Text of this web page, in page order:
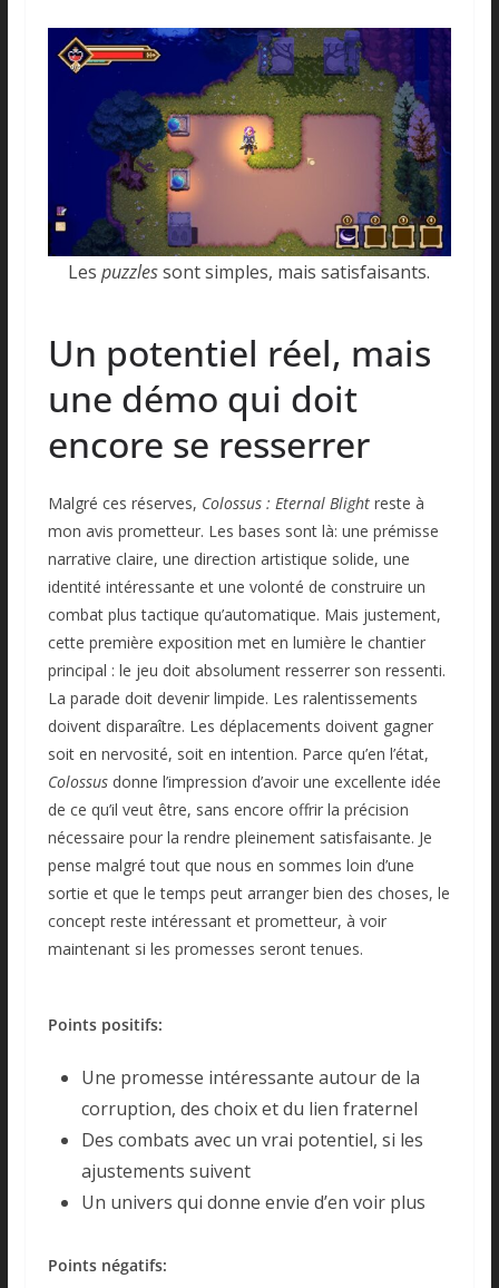
Lespuzzlessont simples, mais satisfaisants.
Un potentiel réel, mais
une démo qui doit
encore se resserrer
Malgré ces réserves, Colossus : Eternal Blightreste à
mon avis prometteur. Les bases sont là: une prémisse
narrative claire, une direction artistique solide, une
identité intéressante et une volonté de construire un
combat plus tactique qu’automatique. Mais justement,
cette première exposition met en lumière le chantier
principal : le jeu doit absolument resserrer son ressenti.
La parade doit devenir limpide. Les ralentissements
doivent disparaître. Les déplacements doivent gagner
soit en nervosité, soit en intention. Parce qu’en l’état,
Colossusdonne l’impression d’avoir une excellente idée
de ce qu’il veut être, sans encore offrir la précision
nécessaire pour la rendre pleinement satisfaisante. Je
pense malgré tout que nous en sommes loin d’une
sortie et que le temps peut arranger bien des choses, le
concept reste intéressant et prometteur, à voir
maintenant si les promesses seront tenues.
Points positifs:
Une promesse intéressante autour de la
corruption, des choix et du lien fraternel
Des combats avec un vrai potentiel, si les
ajustements suivent
Un univers qui donne envie d’en voir plus
Points négatifs: